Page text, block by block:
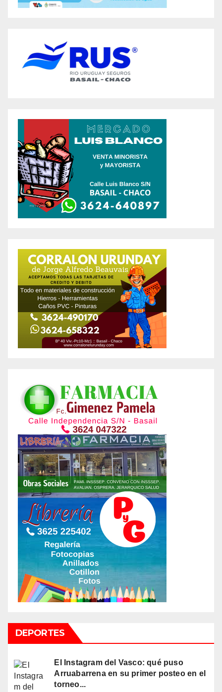
DEPORTES
El Instagram del Vasco: qué puso
Arruabarrena en su primer posteo en el
torneo...